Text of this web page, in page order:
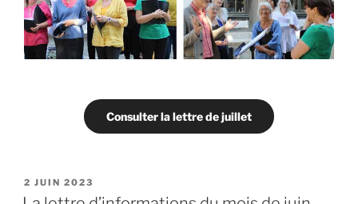
Consulter la lettre de juillet
PUBLIÉ
LE
2 JUIN 2023